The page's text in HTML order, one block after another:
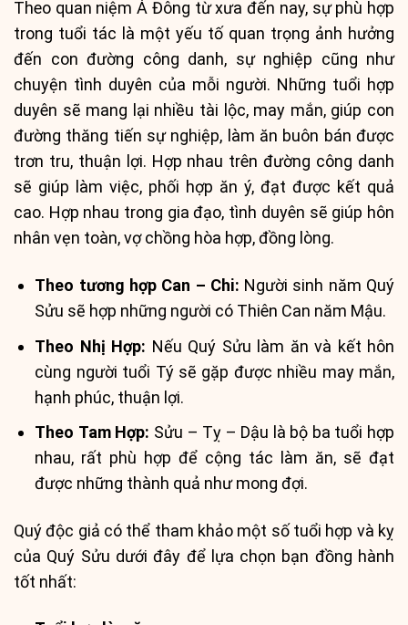
Theo quan niệm Á Đông từ xưa đến nay, sự phù hợp
trong tuổi tác là một yếu tố quan trọng ảnh hưởng
đến con đường công danh, sự nghiệp cũng như
chuyện tình duyên của mỗi người. Những tuổi hợp
duyên sẽ mang lại nhiều tài lộc, may mắn, giúp con
đường thăng tiến sự nghiệp, làm ăn buôn bán được
trơn tru, thuận lợi. Hợp nhau trên đường công danh
sẽ giúp làm việc, phối hợp ăn ý, đạt được kết quả
cao. Hợp nhau trong gia đạo, tình duyên sẽ giúp hôn
nhân vẹn toàn, vợ chồng hòa hợp, đồng lòng.
Theo tương hợp Can – Chi: Người sinh năm Quý
Sửu sẽ hợp những người có Thiên Can năm Mậu.
Theo Nhị Hợp: Nếu Quý Sửu làm ăn và kết hôn
cùng người tuổi Tý sẽ gặp được nhiều may mắn,
hạnh phúc, thuận lợi.
Theo Tam Hợp: Sửu – Tỵ – Dậu là bộ ba tuổi hợp
nhau, rất phù hợp để cộng tác làm ăn, sẽ đạt
được những thành quả như mong đợi.
Quý độc giả có thể tham khảo một số tuổi hợp và kỵ
của Quý Sửu dưới đây để lựa chọn bạn đồng hành
tốt nhất: